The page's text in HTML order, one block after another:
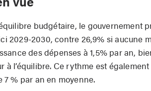
budgétaire, le gouvernement
2029-2030, contre 26,9% si aucune
des dépenses à 1,5% par an,
à l’équilibre. Ce rythme est
7 % par an en moyenne.